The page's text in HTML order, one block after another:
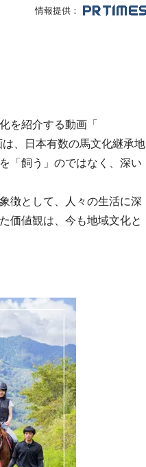
情報提供：
を紹介する動画「
、日本有数の馬文化継承地
「飼う」のではなく、深い
徴として、人々の生活に深
価値観は、今も地域文化と